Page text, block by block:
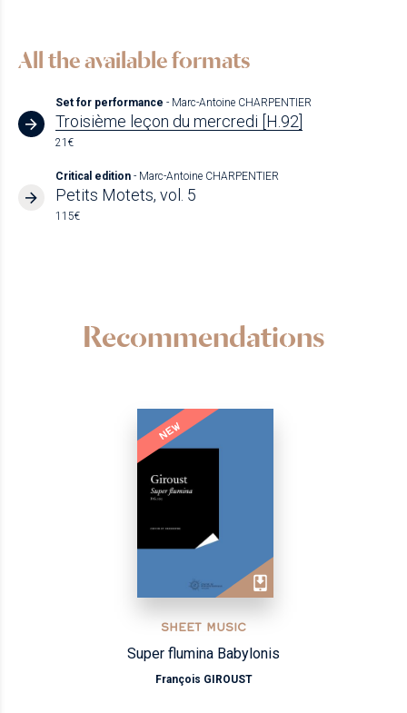
All the available formats
Set for performance - Marc-Antoine CHARPENTIER
Troisième leçon du mercredi [H.92]
21€
Critical edition - Marc-Antoine CHARPENTIER
Petits Motets, vol. 5
115€
Recommendations
NEW
SHEET MUSIC
Super flumina Babylonis
François GIROUST